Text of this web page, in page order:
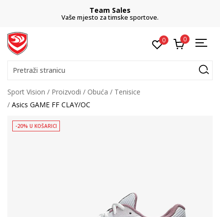
Team Sales
Vaše mjesto za timske sportove.
0 0
Pretraži stranicu
Sport Vision Proizvodi Obuća
Tenisice
Asics GAME FF CLAY/OC
-20% U KOŠARICI